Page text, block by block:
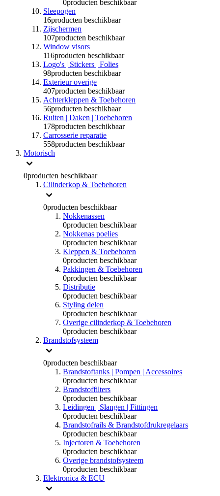
0producten beschikbaar
Sleepogen
16producten beschikbaar
Zijschermen
107producten beschikbaar
Window visors
116producten beschikbaar
Logo's | Stickers | Folies
98producten beschikbaar
Exterieur overige
407producten beschikbaar
Achterkleppen & Toebehoren
56producten beschikbaar
Ruiten | Daken | Toebehoren
178producten beschikbaar
Carrosserie reparatie
558producten beschikbaar
Motorisch
0producten beschikbaar
Cilinderkop & Toebehoren
0producten beschikbaar
Nokkenassen
0producten beschikbaar
Nokkenas poelies
0producten beschikbaar
Kleppen & Toebehoren
0producten beschikbaar
Pakkingen & Toebehoren
0producten beschikbaar
Distributie
0producten beschikbaar
Styling delen
0producten beschikbaar
Overige cilinderkop & Toebehoren
0producten beschikbaar
Brandstofsysteem
0producten beschikbaar
Brandstoftanks | Pompen | Accessoires
0producten beschikbaar
Brandstoffilters
0producten beschikbaar
Leidingen | Slangen | Fittingen
0producten beschikbaar
Brandstofrails & Brandstofdrukregelaars
0producten beschikbaar
Injectoren & Toebehoren
0producten beschikbaar
Overige brandstofsysteem
0producten beschikbaar
Elektronica & ECU